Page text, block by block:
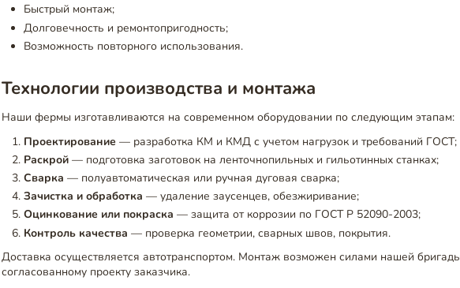
Быстрый монтаж;
Долговечность и ремонтопригодность;
Возможность повторного использования.
Технологии производства и монтажа
Наши фермы изготавливаются на современном оборудовании по следующим этапам:
Проектирование — разработка КМ и КМД с учетом нагрузок и требований ГОСТ;
Раскрой — подготовка заготовок на ленточнопильных и гильотинных станках;
Сварка — полуавтоматическая или ручная дуговая сварка;
Зачистка и обработка — удаление заусенцев, обезжиривание;
Оцинкование или покраска — защита от коррозии по ГОСТ Р 52090-2003;
Контроль качества — проверка геометрии, сварных швов, покрытия.
Доставка осуществляется автотранспортом. Монтаж возможен силами нашей
согласованному проекту заказчика.